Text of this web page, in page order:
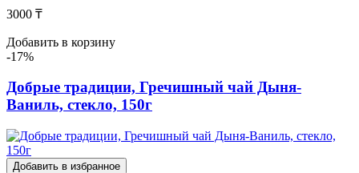
3000 ₸
Добавить в корзину
-17%
Добрые традиции, Гречишный чай Дыня-
Ваниль, стекло, 150г
Добавить в избранное